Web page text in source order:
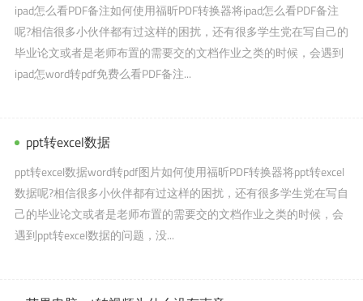
ipad怎么看PDF备注如何使用福昕PDF转换器将ipad怎么看PDF备注
呢?相信很多小伙伴都有过这样的困扰，还有很多学生党在写自己的
毕业论文或者是老师布置的需要交的文档作业之类的时候，会遇到
ipad怎word转pdf免费么看PDF备注...
ppt转excel数据
ppt转excel数据word转pdf图片如何使用福昕PDF转换器将ppt转excel
数据呢?相信很多小伙伴都有过这样的困扰，还有很多学生党在写自
己的毕业论文或者是老师布置的需要交的文档作业之类的时候，会
遇到ppt转excel数据的问题，没...